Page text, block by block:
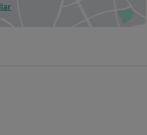
abre en una nueva pestaña